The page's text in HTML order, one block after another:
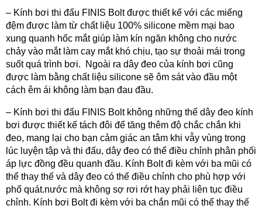
– Kính bơi thi đấu FINIS Boltđược thiết kế với các miếng
đệm được làm từ chất liệu 100% silicone mềm mại bao
xung quanh hốc mắt giúp làm kín ngăn không cho nước
chảy vào mắt làm cay mắt khó chịu, tạo sự thoải mái trong
suốt quá trình bơi. Ngoài ra dây đeo của kính bơi cũng
được làm bằng chất liệu silicone sẽ ôm sát vào đầu một
cách êm ái không làm bạn đau đầu.
– Kính bơi thi đấu FINIS Boltkhông những thế dây đeo kính
bơi được thiết kế tách đôi để tăng thêm độ chắc chắn khi
đeo, mang lại cho bạn cảm giác an tâm khi vẫy vùng trong
lúc luyện tập và thi đấu, dây đeo có thể điều chỉnh phân phối
áp lực đồng đều quanh đầu. Kính Bolt đi kèm với ba mũi có
thể thay thế và dây đeo có thể điều chỉnh cho phù hợp với
phổ quát.nước mà không sợ rơi rớt hay phải liên tục điều
chỉnh. Kính bơi Bolt đi kèm với ba chắn mũi có thể thay thế